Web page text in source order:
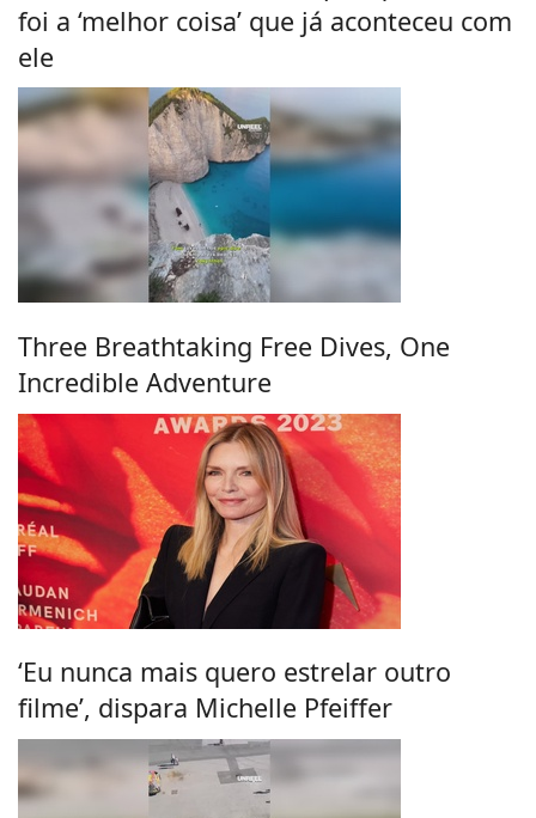
foi a ‘melhor coisa’ que já aconteceu com
ele
Three Breathtaking Free Dives, One
Incredible Adventure
‘Eu nunca mais quero estrelar outro
filme’, dispara Michelle Pfeiffer